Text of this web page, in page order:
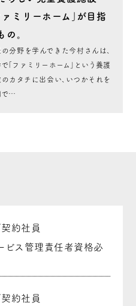
ァミリーホーム」が目指
の。
分野を学んできた今村さんは、
「ファミリーホーム」という養護
のカタチに出会い、いつかそれを
で…
約社員
ビス管理責任者資格必
約社員